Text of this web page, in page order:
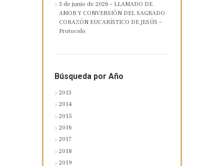
3 de junio de 2026 – LLAMADO DE
AMOR Y CONVERSIÓN DEL SAGRADO
CORAZÓN EUCARÍSTICO DE JESÚS –
Protocolo
Búsqueda por Año
2013
2014
2015
2016
2017
2018
2019